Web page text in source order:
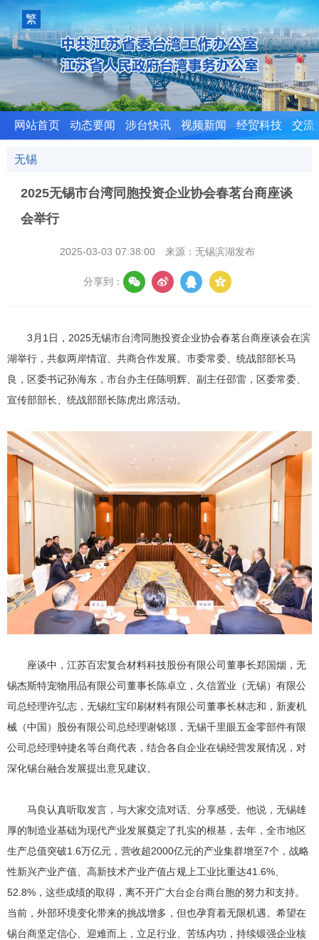
繁
體
版
网站首页 动态要闻 涉台快讯 视频新闻 经贸科技 交流
无锡
2025无锡市台湾同胞投资企业协会春茗台商座谈
会举行
2025-03-03 07:38:00 来源：无锡滨湖发布
分享到：
3月1日，2025无锡市台湾同胞投资企业协会春茗台商座谈会在滨
湖举行，共叙两岸情谊、共商合作发展。市委常委、统战部部长马
良，区委书记孙海东，市台办主任陈明辉、副主任邵雷，区委常委、
宣传部部长、统战部部长陈虎出席活动。
座谈中，江苏百宏复合材料科技股份有限公司董事长郑国烟，无
锡杰斯特宠物用品有限公司董事长陈卓立，久信置业（无锡）有限公
司总经理许弘志，无锡红宝印刷材料有限公司董事长林志和，新麦机
械（中国）股份有限公司总经理谢铭璟，无锡千里眼五金零部件有限
公司总经理钟捷名等台商代表，结合各自企业在锡经营发展情况，对
深化锡台融合发展提出意见建议。
马良认真听取发言，与大家交流对话、分享感受。他说，无锡雄
厚的制造业基础为现代产业发展奠定了扎实的根基，去年，全市地区
生产总值突破1.6万亿元，营收超2000亿元的产业集群增至7个，战略
性新兴产业产值、高新技术产业产值占规上工业比重达41.6%、
52.8%，这些成绩的取得，离不开广大台企台商台胞的努力和支持。
当前，外部环境变化带来的挑战增多，但也孕育着无限机遇。希望在
锡台商坚定信心、迎难而上，立足行业、苦练内功，持续锻强企业核